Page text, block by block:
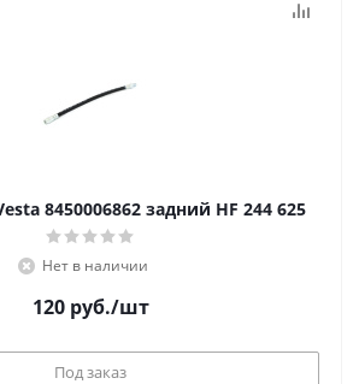
8450006862 задний HF 244 625
Нет в наличии
120руб./шт
Под заказ